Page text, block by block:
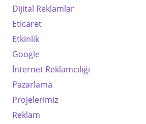
Dijital Reklamlar
Eticaret
Etkinlik
Google
İnternet Reklamcılığı
Pazarlama
Projelerimiz
Reklam